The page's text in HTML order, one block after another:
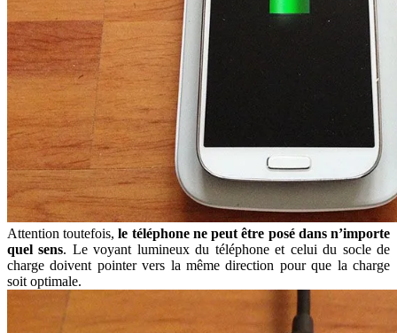
Attention toutefois,le téléphone ne peut être posé dans n’importe
quel sens. Le voyant lumineux du téléphone et celui du socle de
charge doivent pointer vers la même direction pour que la charge
soit optimale.